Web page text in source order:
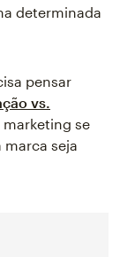
determinada
pensar
vs.
marketing se
marca seja